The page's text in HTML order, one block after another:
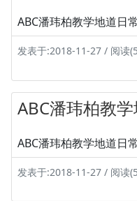
ABC潘玮柏教学地道日
发表于:2018-11-27 / 阅读
ABC潘玮柏教
ABC潘玮柏教学地道日
发表于:2018-11-27 / 阅读